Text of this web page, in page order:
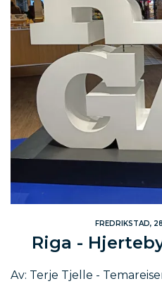
FREDRIKSTAD,
Riga -
Av: Terje Tjelle -